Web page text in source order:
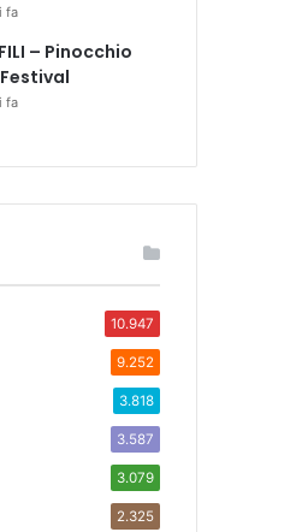
fa
– Pinocchio
fa
10.947
9.252
3.818
3.587
3.079
2.325